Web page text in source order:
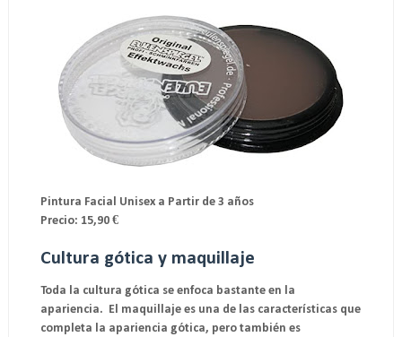
Pintura Facial Unisex a Partir de 3 años
Precio: 15,90 €
Cultura gótica y maquillaje
Toda la cultura gótica se enfoca bastante en la
apariencia. El maquillaje es una de las características que
completa la apariencia gótica, pero también es